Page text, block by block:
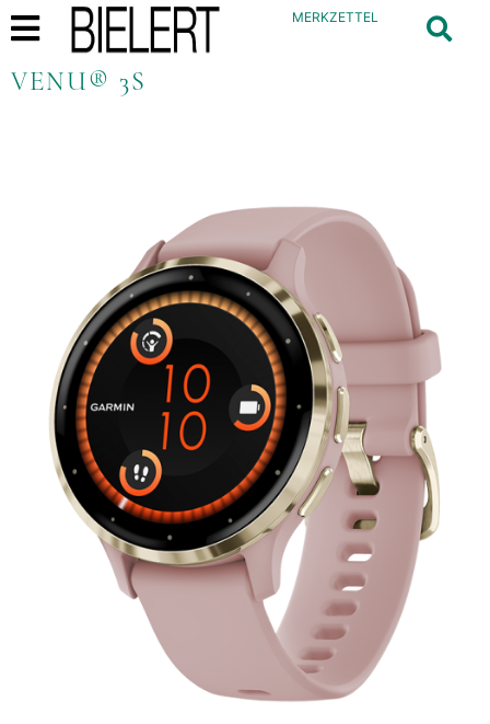
MERKZETTEL
VENU® 3S